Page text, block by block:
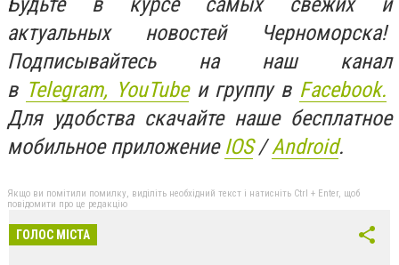
актуальных новостей Черноморска!
Подписывайтесь на наш канал
в Telegram, YouTubeи группу в Facebook.
Для удобства скачайте наше бесплатное
мобильное приложение IOS/Android.
Якщо ви помітили помилку, виділіть необхідний текст і натисніть Ctrl + Enter, щоб
повідомити про це редакцію
ГОЛОС МІСТА